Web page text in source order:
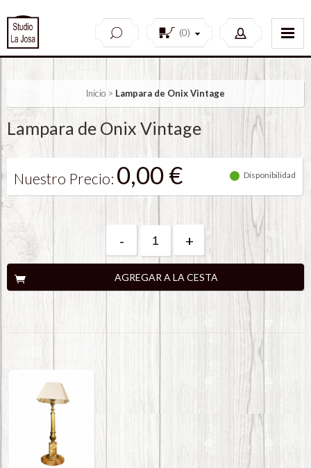
(0)
Inicio > Lampara de Onix Vintage
Lampara de Onix Vintage
Nuestro Precio: 0,00 € Disponibilidad
- +
AGREGAR A LA CESTA